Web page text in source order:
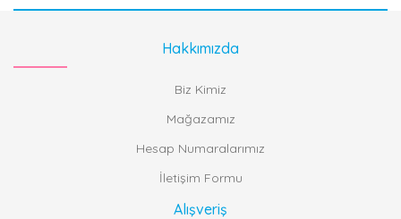
Hakkımızda
Biz Kimiz
Mağazamız
Hesap Numaralarımız
İletişim Formu
Alışveriş